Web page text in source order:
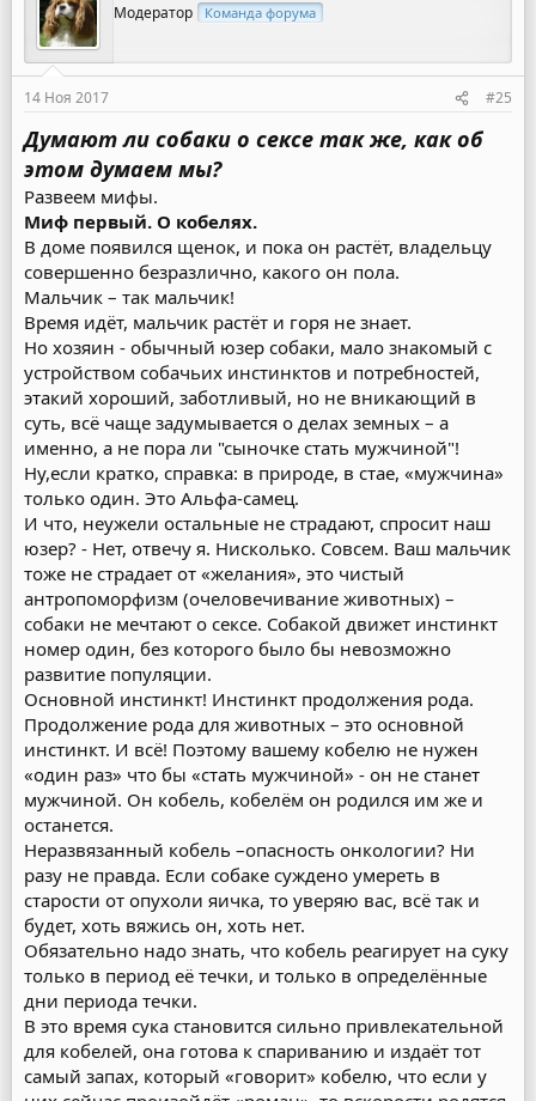
Модератор Команда форума
14 Ноя 2017 #25
Думают ли собаки о сексе так же, как об
этом думаем мы?
Развеем мифы.
Миф первый. О кобелях.
В доме появился щенок, и пока он растёт, владельцу
совершенно безразлично, какого он пола.
Мальчик – так мальчик!
Время идёт, мальчик растёт и горя не знает.
Но хозяин - обычный юзер собаки, мало знакомый с
устройством собачьих инстинктов и потребностей,
этакий хороший, заботливый, но не вникающий в
суть, всё чаще задумывается о делах земных – а
именно, а не пора ли "сыночке стать мужчиной"!
Ну,если кратко, справка: в природе, в стае, «мужчина»
только один. Это Альфа-самец.
И что, неужели остальные не страдают, спросит наш
юзер? - Нет, отвечу я. Нисколько. Совсем. Ваш мальчик
тоже не страдает от «желания», это чистый
антропоморфизм (очеловечивание животных) –
собаки не мечтают о сексе. Собакой движет инстинкт
номер один, без которого было бы невозможно
развитие популяции.
Основной инстинкт! Инстинкт продолжения рода.
Продолжение рода для животных – это основной
инстинкт. И всё! Поэтому вашему кобелю не нужен
«один раз» что бы «стать мужчиной» - он не станет
мужчиной. Он кобель, кобелём он родился им же и
останется.
Неразвязанный кобель –опасность онкологии? Ни
разу не правда. Если собаке суждено умереть в
старости от опухоли яичка, то уверяю вас, всё так и
будет, хоть вяжись он, хоть нет.
Обязательно надо знать, что кобель реагирует на суку
только в период её течки, и только в определённые
дни периода течки.
В это время сука становится сильно привлекательной
для кобелей, она готова к спариванию и издаёт тот
самый запах, который «говорит» кобелю, что если у